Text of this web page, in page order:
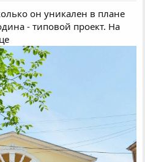
он уникален в плане
- типовой проект. На